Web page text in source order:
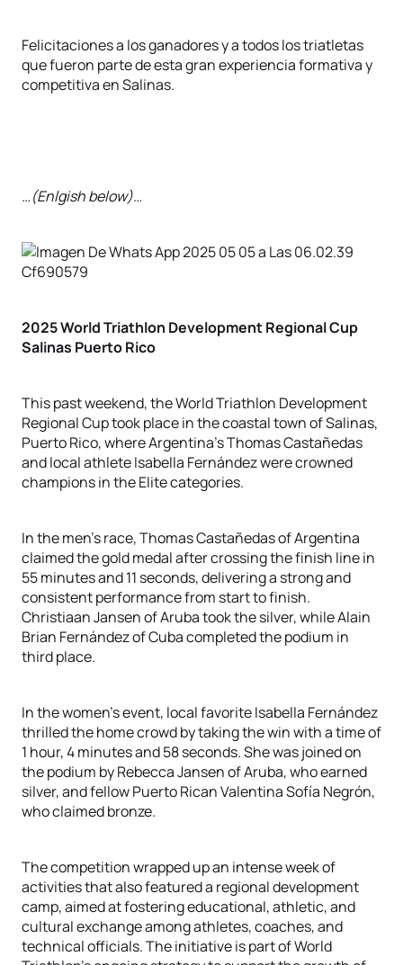
Felicitaciones a los ganadores y a todos los triatletas
que fueron parte de esta gran experiencia formativa y
competitiva en Salinas.
…(Enlgish below)…
2025 World Triathlon Development Regional Cup
Salinas Puerto Rico
This past weekend, the World Triathlon Development
Regional Cup took place in the coastal town of Salinas,
Puerto Rico, where Argentina’s Thomas Castañedas
and local athlete Isabella Fernández were crowned
champions in the Elite categories.
In the men’s race, Thomas Castañedas of Argentina
claimed the gold medal after crossing the finish line in
55 minutes and 11 seconds, delivering a strong and
consistent performance from start to finish.
Christiaan Jansen of Aruba took the silver, while Alain
Brian Fernández of Cuba completed the podium in
third place.
In the women’s event, local favorite Isabella Fernández
thrilled the home crowd by taking the win with a time of
1 hour, 4 minutes and 58 seconds. She was joined on
the podium by Rebecca Jansen of Aruba, who earned
silver, and fellow Puerto Rican Valentina Sofía Negrón,
who claimed bronze.
The competition wrapped up an intense week of
activities that also featured a regional development
camp, aimed at fostering educational, athletic, and
cultural exchange among athletes, coaches, and
technical officials. The initiative is part of World